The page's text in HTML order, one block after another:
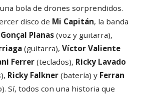
bola de drones sorprendidos.
disco de Mi Capitán, la banda
Gonçal Planas(voz y guitarra),
(guitarra), Víctor Valiente
Ferrer(teclados), Ricky Lavado
Ricky Falkner(batería) y Ferran
Sí, todos con una historia que